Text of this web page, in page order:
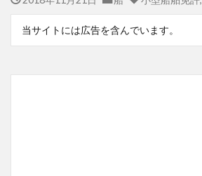
当サイトには広告を含んでいます。